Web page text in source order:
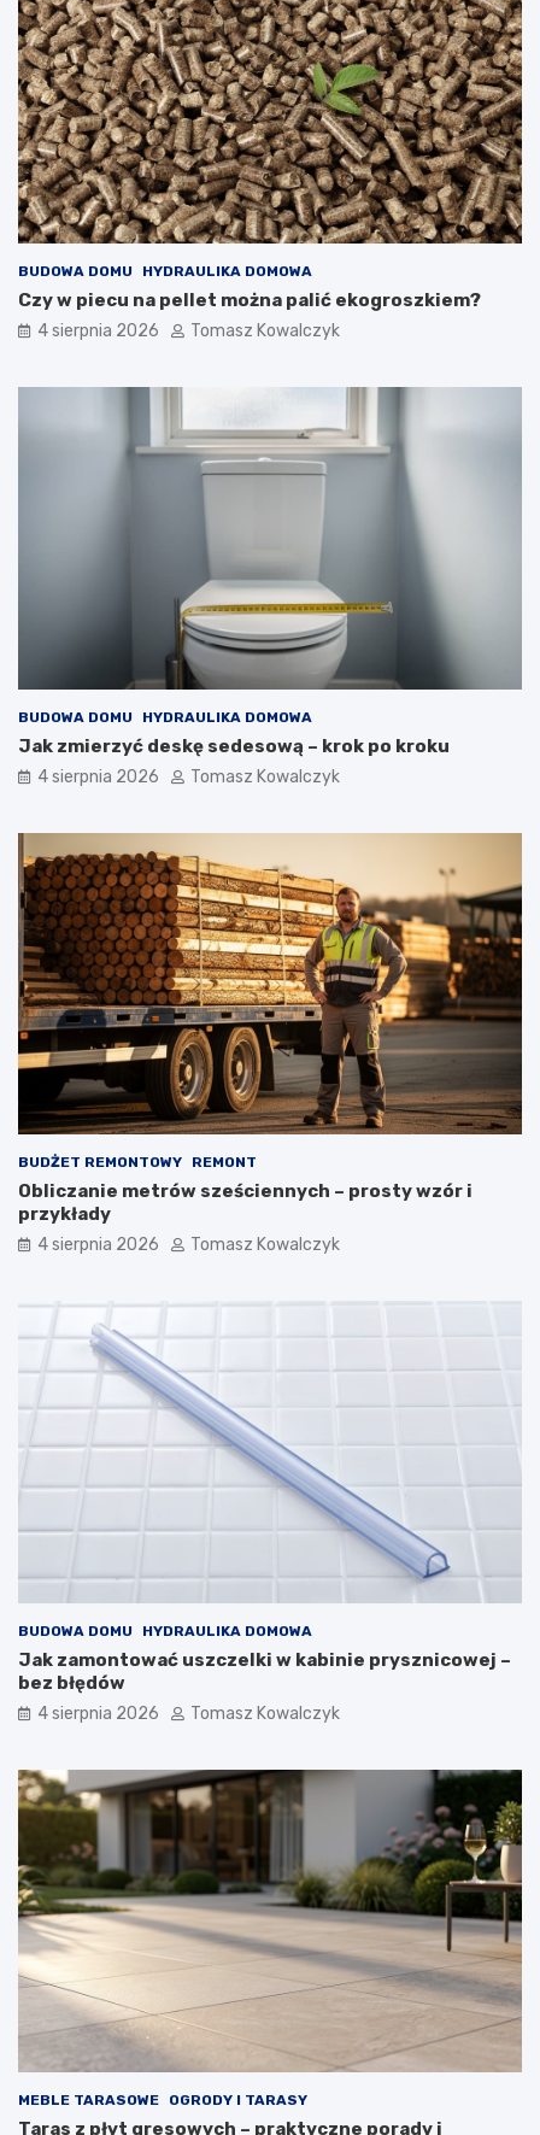
BUDOWA DOMU HYDRAULIKA DOMOWA
Czy w piecu na pellet można palić ekogroszkiem?
4 sierpnia 2026 Tomasz Kowalczyk
BUDOWA DOMU HYDRAULIKA DOMOWA
Jak zmierzyć deskę sedesową – krok po kroku
4 sierpnia 2026 Tomasz Kowalczyk
BUDŻET REMONTOWY REMONT
Obliczanie metrów sześciennych – prosty wzór i
przykłady
4 sierpnia 2026 Tomasz Kowalczyk
BUDOWA DOMU HYDRAULIKA DOMOWA
Jak zamontować uszczelki w kabinie prysznicowej –
bez błędów
4 sierpnia 2026 Tomasz Kowalczyk
MEBLE TARASOWE OGRODY I TARASY
Taras z płyt gresowych – praktyczne porady i